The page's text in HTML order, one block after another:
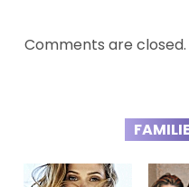
Comments are closed.